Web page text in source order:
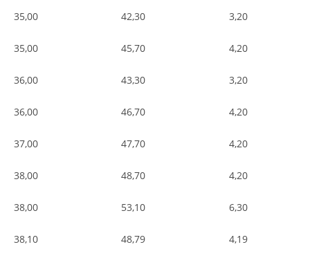
35,00 42,30 3,20
35,00 45,70 4,20
36,00 43,30 3,20
36,00 46,70 4,20
37,00 47,70 4,20
38,00 48,70 4,20
38,00 53,10 6,30
38,10 48,79 4,19